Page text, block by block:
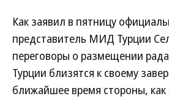
Как заявил в пятницу
представитель МИД Турции
переговоры о размещении
Турции близятся к своему
ближайшее время стороны,